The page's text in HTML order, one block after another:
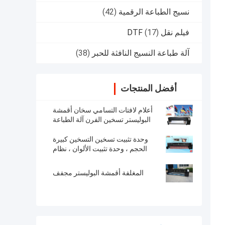
نسيج الطباعة الرقمية (42)
فيلم نقل DTF (17)
آلة طباعة النسيج النافثة للحبر (38)
أفضل المنتجات
أعلام لافتات التسامي سخان أقمشة
البوليستر تسخين الفرن آلة الطباعة
وحدة تثبيت تسخين التسخين كبيرة
الحجم ، وحدة تثبيت الألوان ، نظام
المغلفة أقمشة البوليستر مجفف